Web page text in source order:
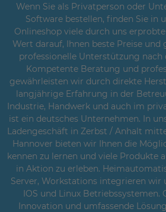
Wenn Sie als Privatperson oder
Software bestellen, finden Sie in
Onlineshop viele durch uns
Wert darauf, Ihnen beste Preise und
professionelle Unterstützung nach
Kompetente Beratung und
gewährleisten wir durch direkte
langjährige Erfahrung in der
Industrie, Handwerk und auch im
ist ein deutsches Unternehmen. In
Ladengeschäft in Zerbst / Anhalt
Hannover bieten wir Ihnen die
kennen zu lernen und viele Produkte
in Aktion zu erleben.
Server, Workstations integrieren wir
IOS und Linux Betriebssystemen.
Innovation und umfassende